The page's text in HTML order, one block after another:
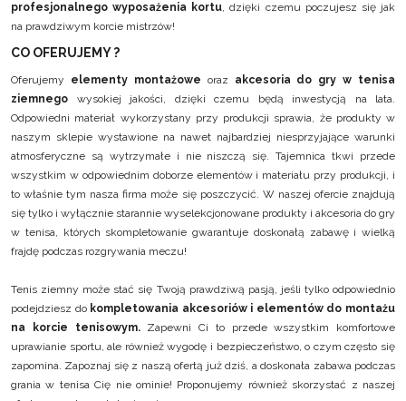
profesjonalnego wyposażenia kortu, dzięki czemu poczujesz się jak
na prawdziwym korcie mistrzów!
CO OFERUJEMY ?
Oferujemy elementy montażowe oraz
akcesoria do gry w tenisa
ziemnego wysokiej jakości, dzięki czemu będą inwestycją na lata.
Odpowiedni materiał wykorzystany przy produkcji sprawia, że produkty w
naszym sklepie wystawione na nawet najbardziej niesprzyjające warunki
atmosferyczne są wytrzymałe i nie niszczą się. Tajemnica tkwi przede
wszystkim w odpowiednim doborze elementów i materiału przy produkcji, i
to właśnie tym nasza firma może się poszczycić. W naszej ofercie znajdują
się tylko i wyłącznie starannie wyselekcjonowane produkty i akcesoria do gry
w tenisa, których skompletowanie gwarantuje doskonałą zabawę i wielką
frajdę podczas rozgrywania meczu!
Tenis ziemny może stać się Twoją prawdziwą pasją, jeśli tylko odpowiednio
podejdziesz do kompletowania akcesoriów i elementów do montażu
na korcie tenisowym.Zapewni Ci to przede wszystkim komfortowe
uprawianie sportu, ale również wygodę i bezpieczeństwo, o czym często się
zapomina. Zapoznaj się z naszą ofertą już dziś, a doskonała zabawa podczas
grania w tenisa Cię nie ominie! Proponujemy również skorzystać z naszej